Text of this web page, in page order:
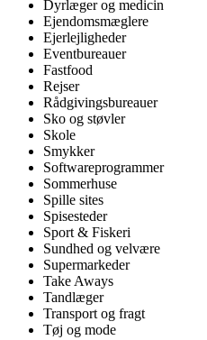
Dyrlæger og medicin
Ejendomsmæglere
Ejerlejligheder
Eventbureauer
Fastfood
Rejser
Rådgivingsbureauer
Sko og støvler
Skole
Smykker
Softwareprogrammer
Sommerhuse
Spille sites
Spisesteder
Sport & Fiskeri
Sundhed og velvære
Supermarkeder
Take Aways
Tandlæger
Transport og fragt
Tøj og mode